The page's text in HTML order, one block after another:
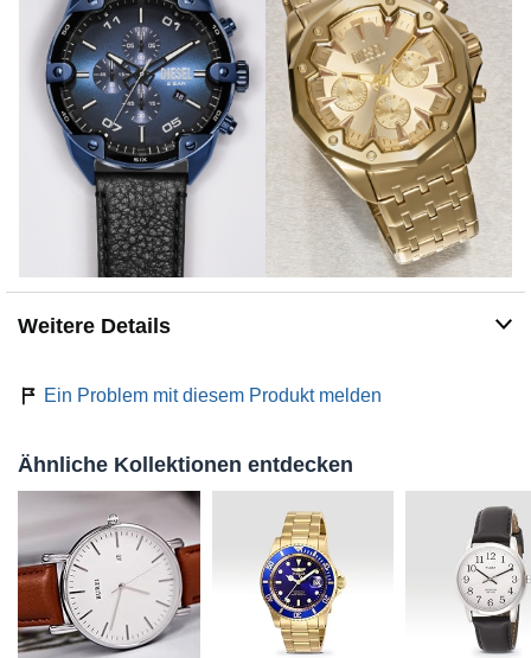
d
e
r
z
u
g
Weitere Details
Ein Problem mit diesem Produkt melden
Ähnliche Kollektionen entdecken